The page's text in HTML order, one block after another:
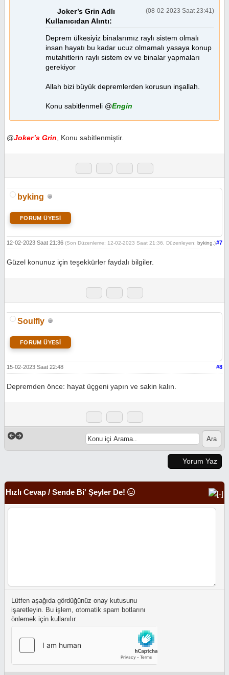
(08-02-2023 Saat 23:41)
Joker’s Grin Adlı
Kullanıcıdan Alıntı:
Deprem ülkesiyiz binalarımız raylı sistem olmalı
insan hayatı bu kadar ucuz olmamalı yasaya konup
mutahitlerin raylı sistem ev ve binalar yapmaları
gerekiyor
Allah bizi büyük depremlerden korusun inşallah.
Konu sabitlenmeli @Engin
@Joker’s Grin , Konu sabitlenmiştir.
byking
FORUM ÜYESİ
#7
12-02-2023 Saat 21:36(Son Düzenleme: 12-02-2023 Saat 21:36, Düzenleyen:byking .)
Güzel konunuz için teşekkürler faydalı bilgiler.
Soulfly
FORUM ÜYESİ
#8
15-02-2023 Saat 22:48
Depremden önce: hayat üçgeni yapın ve sakin kalın.
Yorum Yaz
Hızlı Cevap / Sende Bi' Şeyler De!
Lütfen aşağıda gördüğünüz onay kutusunu
işaretleyin. Bu işlem, otomatik spam botlarını
önlemek için kullanılır.